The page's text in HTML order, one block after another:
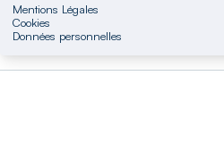
Mentions Légales
Cookies
Données personnelles